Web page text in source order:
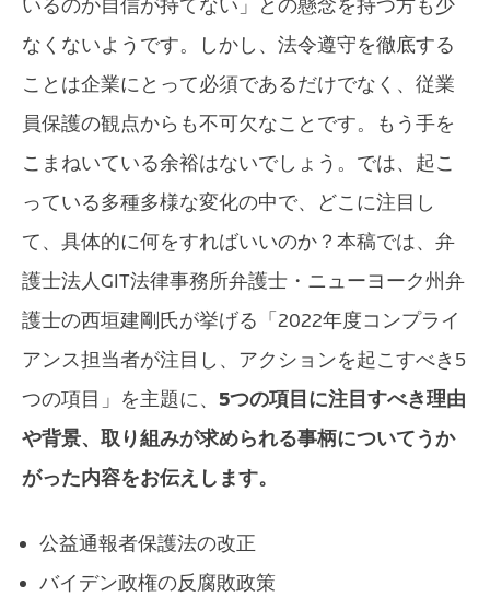
いるのか自信が持てない」との懸念を持つ方も少
なくないようです。しかし、法令遵守を徹底する
ことは企業にとって必須であるだけでなく、従業
員保護の観点からも不可欠なことです。もう手を
こまねいている余裕はないでしょう。では、起こ
っている多種多様な変化の中で、どこに注目し
て、具体的に何をすればいいのか？本稿では、弁
護士法人GIT法律事務所弁護士・ニューヨーク州弁
護士の西垣建剛氏が挙げる「2022年度コンプライ
アンス担当者が注目し、アクションを起こすべき5
つの項目」を主題に、 5つの項目に注目すべき理由
や背景、取り組みが求められる事柄についてうか
がった内容をお伝えします。
公益通報者保護法の改正
バイデン政権の反腐敗政策